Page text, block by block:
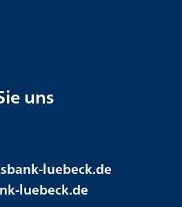
uns
luebeck.de
luebeck.de